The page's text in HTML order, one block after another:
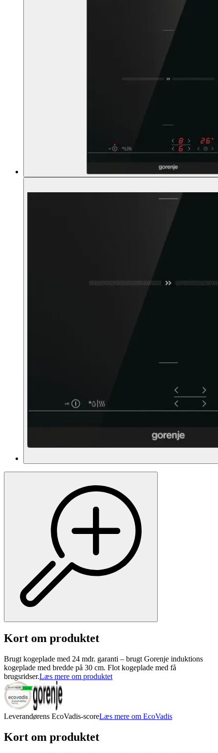
Kort om produktet
Brugt kogeplade med 24 mdr. garanti – brugt Gorenje induktions
kogeplade med bredde på 30 cm. Flot kogeplade med få
brugsridser.Læs mere om produktet
Leverandørens EcoVadis-scoreLæs mere om EcoVadis
Kort om produktet